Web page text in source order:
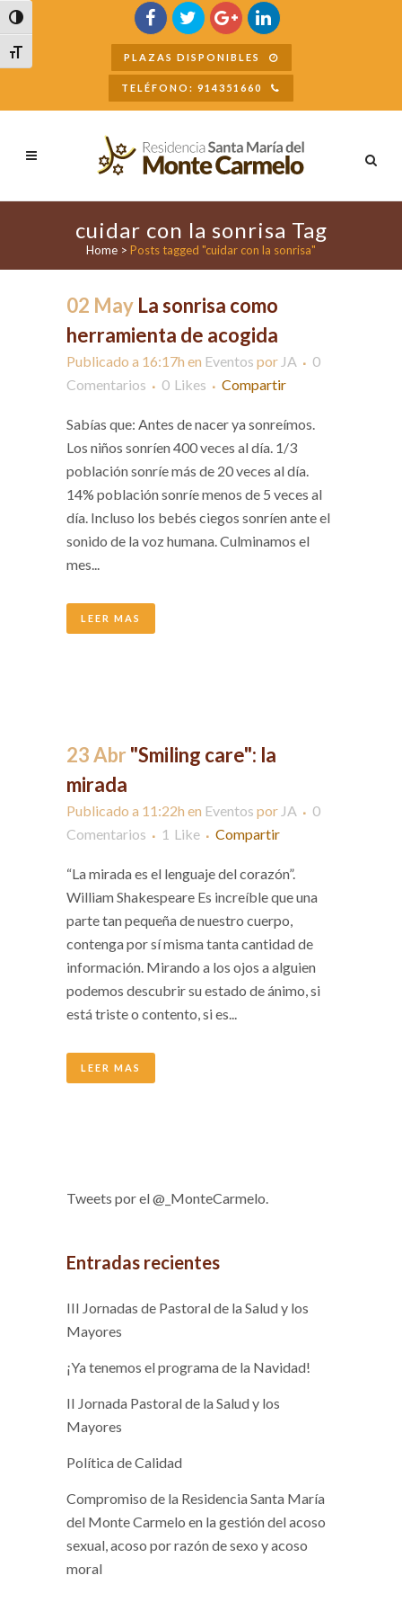
Alternar alto contraste
Alternar tamaño de letra
Buscar
PLAZAS DISPONIBLES
TELÉFONO: 914351660
cuidar con la sonrisa Tag
Home > Posts tagged "cuidar con la sonrisa"
02 May La sonrisa como
herramienta de acogida
Publicado a 16:17h en Eventos por JA
0
Comentarios
0 Likes Compartir
Sabías que: Antes de nacer ya sonreímos.
Los niños sonríen 400 veces al día. 1/3
población sonríe más de 20 veces al día.
14% población sonríe menos de 5 veces al
día. Incluso los bebés ciegos sonríen ante el
sonido de la voz humana. Culminamos el
mes...
LEER MAS
23 Abr "Smiling care": la
mirada
Publicado a 11:22h en Eventos por JA
0
Comentarios
1 Like Compartir
“La mirada es el lenguaje del corazón”.
William Shakespeare Es increíble que una
parte tan pequeña de nuestro cuerpo,
contenga por sí misma tanta cantidad de
información. Mirando a los ojos a alguien
podemos descubrir su estado de ánimo, si
está triste o contento, si es...
LEER MAS
Tweets por el @_MonteCarmelo.
Entradas recientes
III Jornadas de Pastoral de la Salud y los
Mayores
¡Ya tenemos el programa de la Navidad!
II Jornada Pastoral de la Salud y los
Mayores
Política de Calidad
Compromiso de la Residencia Santa María
del Monte Carmelo en la gestión del acoso
sexual, acoso por razón de sexo y acoso
moral